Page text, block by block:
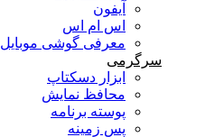
آیفون
اس ام اس
معرفی گوشی موبایل
سرگرمی
ابزار دسکتاپ
محافظ نمایش
پوسته برنامه
پس زمینه